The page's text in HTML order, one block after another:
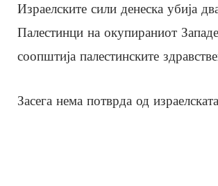
Израелските сили денеска убија
Палестинци на окупираниот
соопштија палестинските
Засега нема потврда од